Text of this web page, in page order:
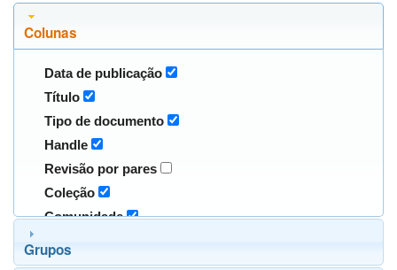
Colunas
Data de publicação
Título
Tipo de documento
Handle
Revisão por pares
Coleção
Comunidade
Grupos